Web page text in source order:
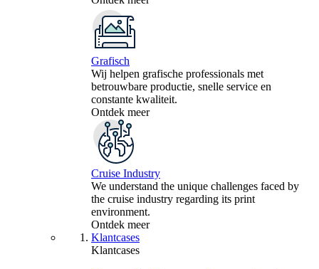
Grafisch
Wij helpen grafische professionals met
betrouwbare productie, snelle service en
constante kwaliteit.
Ontdek meer
Cruise Industry
We understand the unique challenges faced by
the cruise industry regarding its print
environment.
Ontdek meer
Klantcases
Klantcases